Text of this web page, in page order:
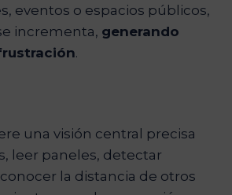
eventos o espacios públicos,
incrementa, generando
.
una visión central precisa
leer paneles, detectar
la distancia de otros